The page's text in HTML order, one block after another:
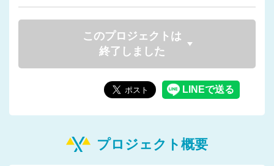
このプロジェクトは
終了しました
プロジェクト概要